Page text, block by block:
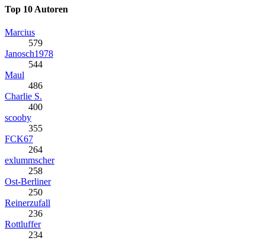
Top 10 Autoren
Marcius
579
Janosch1978
544
Maul
486
Charlie S.
400
scooby
355
FCK67
264
exlummscher
258
Ost-Berliner
250
Reinerzufall
236
Rottluffer
234